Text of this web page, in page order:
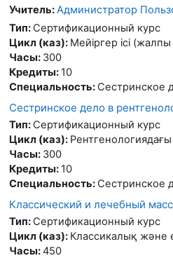
Учитель:Администратор
Тип: Сертификационный курс
Цикл (каз): Мейіргер ісі
Часы: 300
Кредиты: 10
Специальность: Сестринское
Сестринское дело в
Тип: Сертификационный курс
Цикл (каз): Рентгенологиядағы
Часы: 300
Кредиты: 10
Специальность: Сестринское
Классический и лечебный
Тип: Сертификационный курс
Цикл (каз): Классикалық және
Часы:450